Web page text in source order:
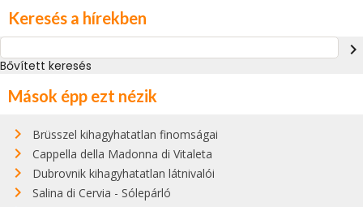
Keresés a hírekben
navigate_next
Bővített keresés
Mások épp ezt nézik
Brüsszel kihagyhatatlan finomságai
Cappella della Madonna di Vitaleta
Dubrovnik kihagyhatatlan látnivalói
Salina di Cervia - Sólepárló